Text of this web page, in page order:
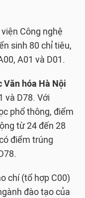
Công nghệ
sinh 80 chỉ tiêu,
A01 và D01.
hóa Hà Nội
và D78. Với
phổ thông, điểm
từ 24 đến 28
điểm trúng
chí (tổ hợp C00)
đào tạo của